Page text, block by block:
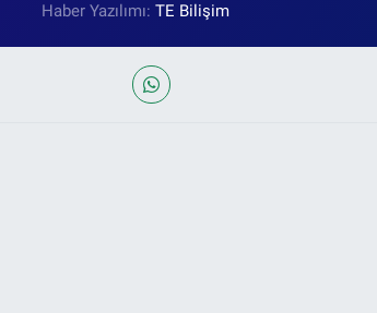
Haber Yazılımı:TE Bilişim